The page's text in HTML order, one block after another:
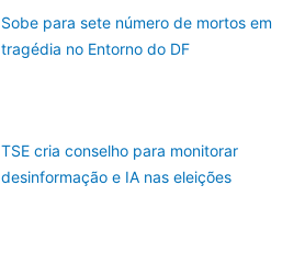
Sobe para sete número de mortos em
tragédia no Entorno do DF
TSE cria conselho para monitorar
desinformação e IA nas eleições